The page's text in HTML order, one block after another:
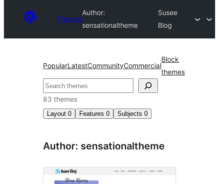
Themes
Author:
sensationaltheme
Susee
Blog
PopularLatestCommunityCommercial
Block
themes
Buscar
83 themes
Layout 0 Features 0 Subjects 0
Author: sensationaltheme